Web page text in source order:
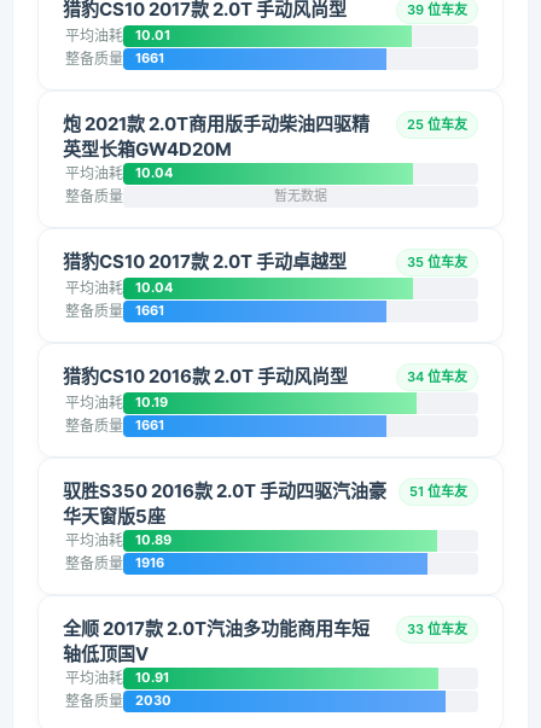
猎豹CS10 2017款 2.0T 手动风尚型 39 位车友
平均油耗 10.01
整备质量 1661
炮 2021款 2.0T商用版手动柴油四驱精
英型长箱GW4D20M
25 位车友
平均油耗 10.04
整备质量 暂无数据
猎豹CS10 2017款 2.0T 手动卓越型 35 位车友
平均油耗 10.04
整备质量 1661
猎豹CS10 2016款 2.0T 手动风尚型 34 位车友
平均油耗 10.19
整备质量 1661
驭胜S350 2016款 2.0T 手动四驱汽油豪
华天窗版5座
51 位车友
平均油耗 10.89
整备质量 1916
全顺 2017款 2.0T汽油多功能商用车短
轴低顶国V
33 位车友
平均油耗 10.91
整备质量 2030